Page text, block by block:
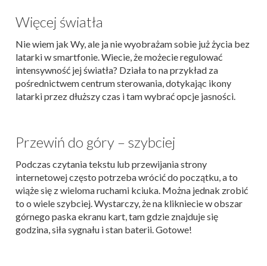
Więcej światła
Nie wiem jak Wy, ale ja nie wyobrażam sobie już życia bez
latarki w smartfonie. Wiecie, że możecie regulować
intensywność jej światła? Działa to na przykład za
pośrednictwem centrum sterowania, dotykając ikony
latarki przez dłuższy czas i tam wybrać opcje jasności.
Przewiń do góry – szybciej
Podczas czytania tekstu lub przewijania strony
internetowej często potrzeba wrócić do początku, a to
wiąże się z wieloma ruchami kciuka. Można jednak zrobić
to o wiele szybciej. Wystarczy, że na klikniecie w obszar
górnego paska ekranu kart, tam gdzie znajduje się
godzina, siła sygnału i stan baterii. Gotowe!